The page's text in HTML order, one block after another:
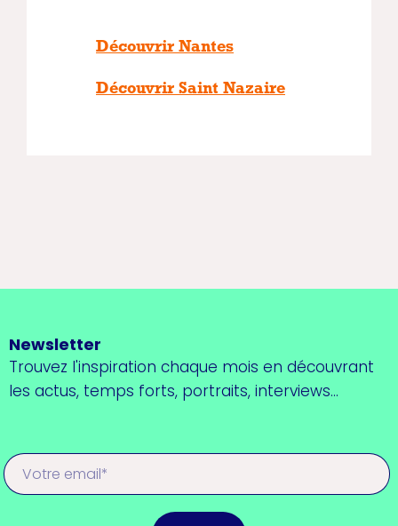
Découvrir Nantes
Découvrir Saint Nazaire
Newsletter
Trouvez l'inspiration chaque mois en découvrant
les actus, temps forts, portraits, interviews...